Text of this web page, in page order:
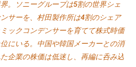
。ソニーグループは5割の世界シェ
サーを、村田製作所は4割のシェア
ックコンデンサーを育てて株式時価
にいる。中国や韓国メーカーとの消
企業の株価は低迷し、再編に呑み込